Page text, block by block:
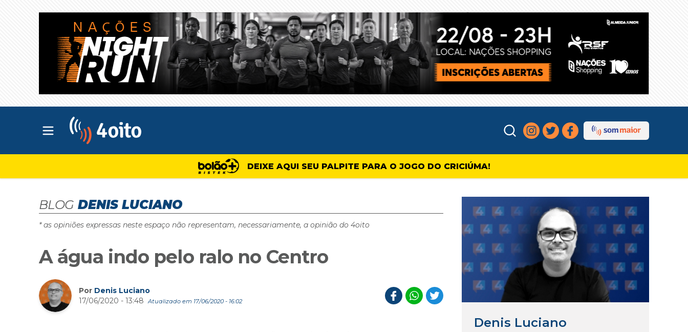
Abrir menu principal
DEIXE AQUI SEU PALPITE PARA O JOGO DO CRICIÚMA!
BLOG DENIS LUCIANO
* as opiniões expressas neste espaço não representam, necessariamente, a opinião do 4oito
A água indo pelo ralo no Centro
Por Denis Luciano
17/06/2020 - 13:48
Atualizado em 17/06/2020 - 16:02
Denis Luciano